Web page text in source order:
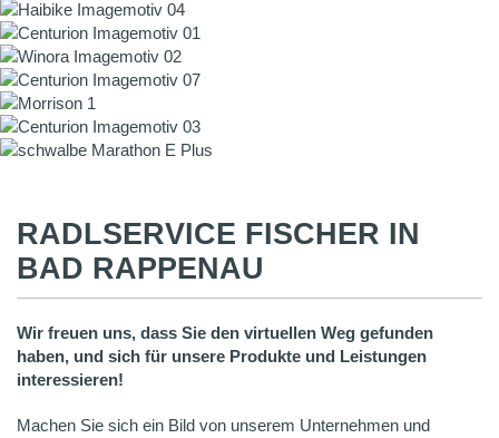
RADLSERVICE FISCHER IN
BAD RAPPENAU
Wir freuen uns, dass Sie den virtuellen Weg gefunden
haben, und sich für unsere Produkte und Leistungen
interessieren!
Machen Sie sich ein Bild von unserem Unternehmen und